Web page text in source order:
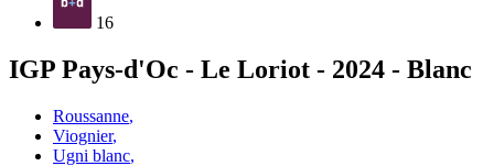
16
IGP Pays-d'Oc - Le Loriot - 2024 - Blanc
Roussanne,
Viognier,
Ugni blanc,